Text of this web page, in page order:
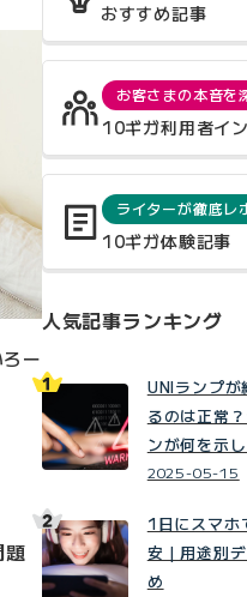
ー
題
おすすめ記事
お客さまの本音を
10ギガ利用者イ
ライターが徹底レ
10ギガ体験記事
人気記事ランキング
UNIランプが
るのは正常
ンが何を示
2025-05-15
1日にスマホ
安｜用途別
め